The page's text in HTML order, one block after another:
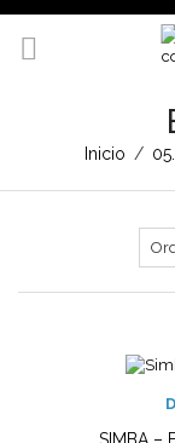
Inicio /
SIMBA –